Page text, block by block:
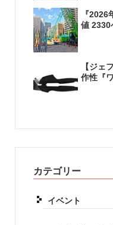
『
値
【ジェ
作性『
カテゴリー
イベント